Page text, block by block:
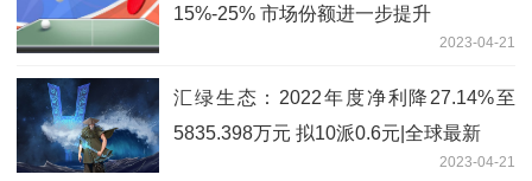
15%-25% 市场份额进一步提升
2023-04-21
汇绿生态：2022年度净利降27.14%至
5835.398万元 拟10派0.6元|全球最新
2023-04-21